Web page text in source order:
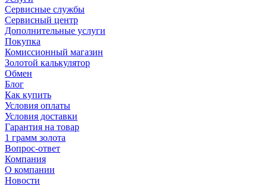
Сервисные службы
Сервисный центр
Дополнительные услуги
Покупка
Комиссионный магазин
Золотой калькулятор
Обмен
Блог
Как купить
Условия оплаты
Условия доставки
Гарантия на товар
1 грамм золота
Вопрос-ответ
Компания
О компании
Новости